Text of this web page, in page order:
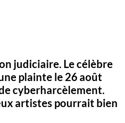
judiciaire. Le célèbre
plainte le 26 août
cyberharcèlement.
artistes pourrait bien